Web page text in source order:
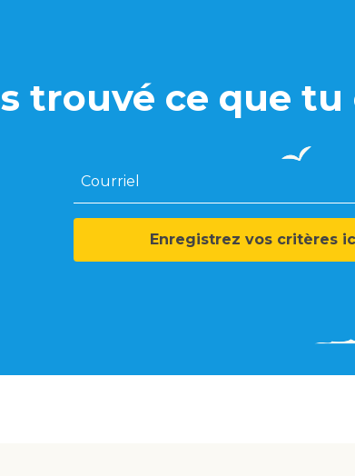
trouvé ce que
Courriel
Enregistrez vos critères